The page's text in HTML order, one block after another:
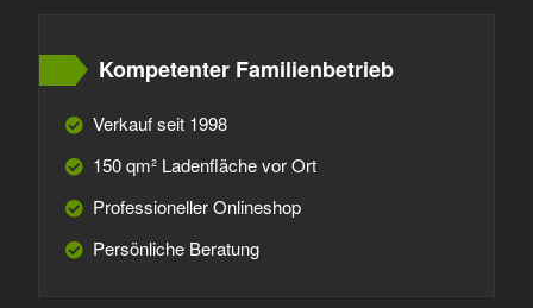
Kompetenter Familienbetrieb
Verkauf seit 1998
150 qm² Ladenfläche vor Ort
Professioneller Onlineshop
Persönliche Beratung